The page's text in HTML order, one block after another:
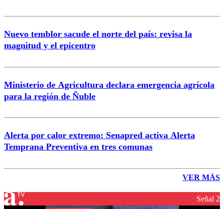
Nuevo temblor sacude el norte del país: revisa la
magnitud y el epicentro
Ministerio de Agricultura declara emergencia agrícola
para la región de Ñuble
Alerta por calor extremo: Senapred activa Alerta
Temprana Preventiva en tres comunas
VER MÁS
Señal 2